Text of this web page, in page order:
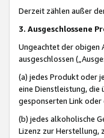
Derzeit zählen außer
3. Ausgeschlossene
Ungeachtet der obigen
ausgeschlossen
(a) jedes Produkt oder
eine Dienstleistung, die
gesponserten Link
(b) jedes alkoholische
Lizenz zur Herstellung,